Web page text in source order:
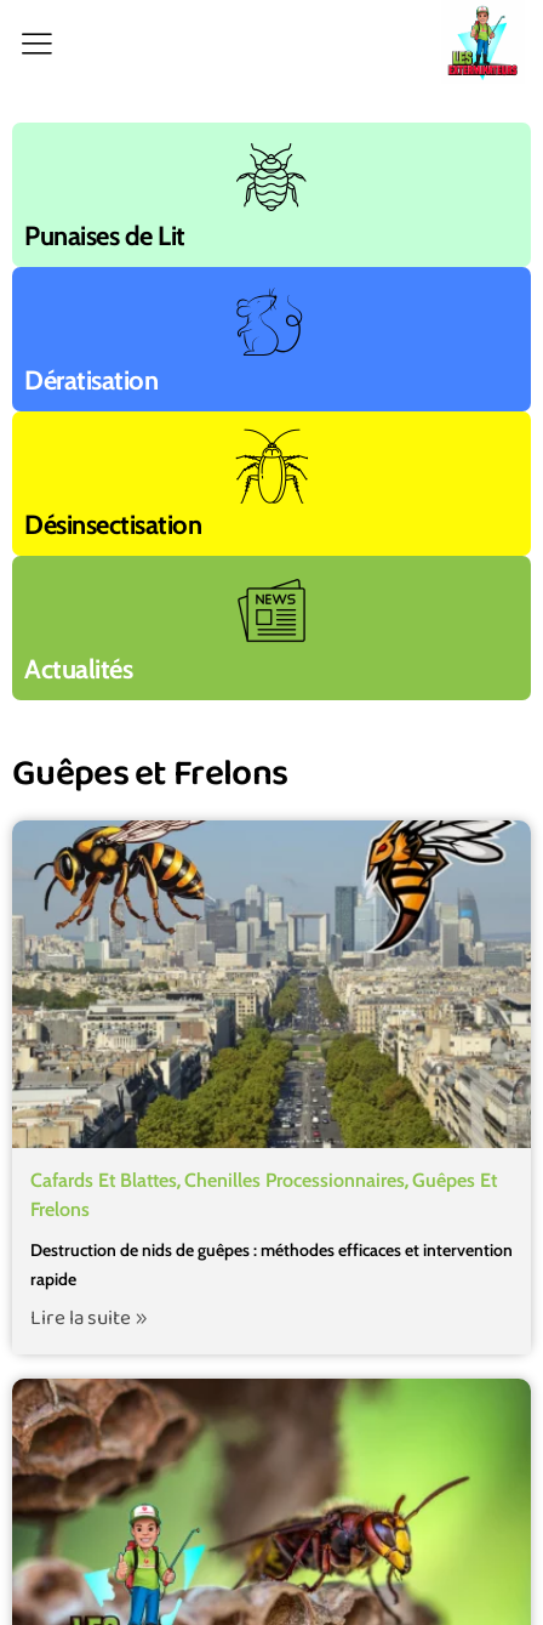
Punaises de Lit
Dératisation
Désinsectisation
Actualités
Guêpes et Frelons
Cafards Et Blattes,Chenilles Processionnaires,Guêpes Et
Frelons
Destruction de nids de guêpes : méthodes efficaces et intervention
rapide
Lire la suite
Page